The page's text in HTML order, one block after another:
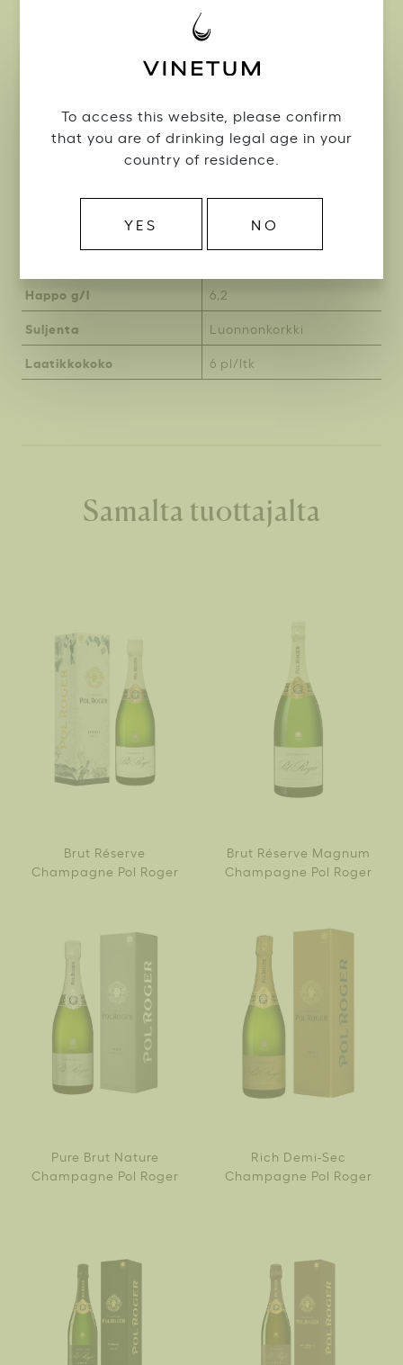
To access this website, please confirm
that you are of drinking legal age in your
country of residence.
YES NO
Apellaatio AC Champagne
Chardonnay
Happo g/l 6,2
Suljenta Luonnonkorkki
Laatikkokoko 6 pl/ltk
Samalta tuottajalta
Brut Réserve
Champagne Pol Roger
Brut Réserve Magnum
Champagne Pol Roger
Pure Brut Nature
Champagne Pol Roger
Rich Demi-Sec
Champagne Pol Roger